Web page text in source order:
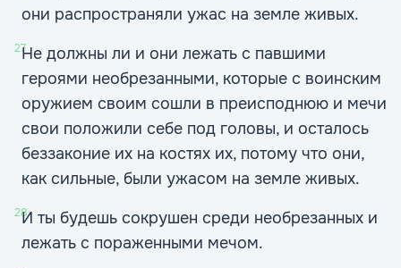
они распространяли ужас на земле живых.
27Не должны ли и они лежать с павшими
героями необрезанными, которые с воинским
оружием своим сошли в преисподнюю и мечи
свои положили себе под головы, и осталось
беззаконие их на костях их, потому что они,
как сильные, были ужасом на земле живых.
28И ты будешь сокрушен среди необрезанных и
лежать с пораженными мечом.